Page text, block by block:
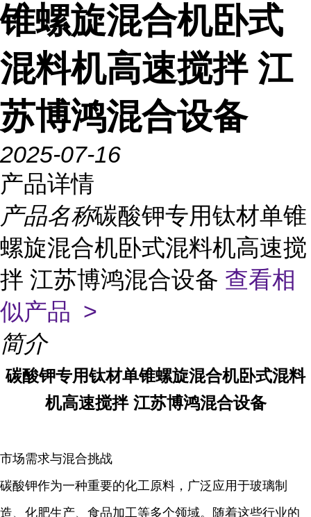
锥螺旋混合机卧式
混料机高速搅拌 江
苏博鸿混合设备
2025-07-16
产品详情
产品名称碳酸钾专用钛材单锥
螺旋混合机卧式混料机高速搅
拌 江苏博鸿混合设备 查看相
似产品 >
简介
碳酸钾专用钛材单锥螺旋混合机卧式混料
机高速搅拌 江苏博鸿混合设备
市场需求与混合挑战
碳酸钾作为一种重要的化工原料，广泛应用于玻璃制
造、化肥生产、食品加工等多个领域。随着这些行业的